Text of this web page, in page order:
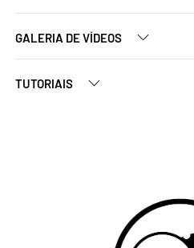
GALERIA DE VÍDEOS
TUTORIAIS